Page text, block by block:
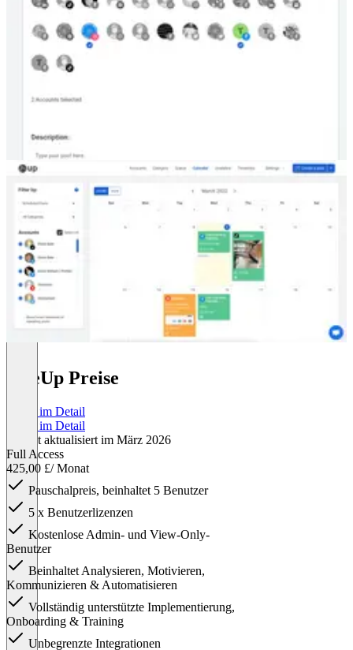
OneUp Preise
Preise im Detail
Preise im Detail
Zuletzt aktualisiert im März 2026
Full Access
425,00 £/ Monat
Pauschalpreis, beinhaltet 5 Benutzer
5 x Benutzerlizenzen
Kostenlose Admin- und View-Only-
Benutzer
Beinhaltet Analysieren, Motivieren,
Kommunizieren & Automatisieren
Vollständig unterstützte Implementierung,
Onboarding & Training
Unbegrenzte Integrationen